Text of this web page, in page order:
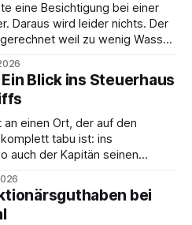
eine Besichtigung bei einer
Daraus wird leider nichts. Der
weil zu wenig Wasser
die Donau hinunter Richtung
Blick ins Steuerhaus
einen Ort, der auf den
tabu ist: ins
auch der Kapitän seinen
von Mainz Richtung Koblenz
bei